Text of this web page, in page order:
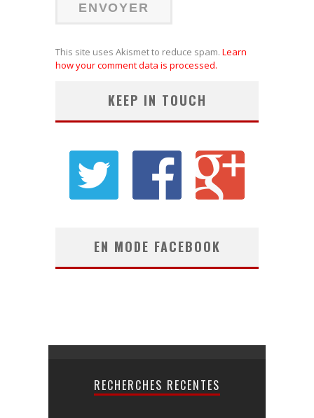
This site uses Akismet to reduce spam. Learn
how your comment data is processed.
KEEP IN TOUCH
EN MODE FACEBOOK
RECHERCHES RECENTES